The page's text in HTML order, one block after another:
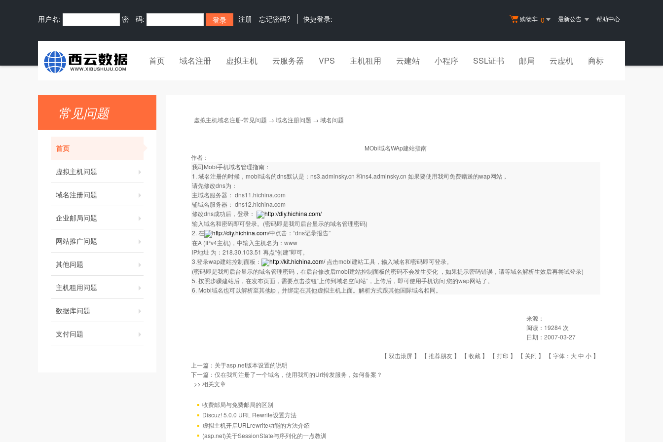
购物车 0 最新公告 帮助中心
用户名: 密 码: 注册 忘记密码? 快捷登录:
首页 域名注册 虚拟主机 云服务器 VPS 主机租用 云建站 小程序 SSL证书 邮局 云虚机 商标
常见问题
首页
虚拟主机问题
域名注册问题
企业邮局问题
网站推广问题
其他问题
主机租用问题
数据库问题
支付问题
虚拟主机域名注册-常见问题 → 域名注册问题 → 域名问题
MObi域名WAp建站指南
作者：
我司Mobi手机域名管理指南：
1. 域名注册的时候，mobi域名的dns默认是：ns3.adminsky.cn 和ns4.adminsky.cn 如果要使用我司免费赠送的wap网站，
请先修改dns为：
主域名服务器： dns11.hichina.com
辅域名服务器： dns12.hichina.com
修改dns成功后，登录：
http://diy.hichina.com/
输入域名和密码即可登录。(密码即是我司后台显示的域名管理密码)
2. 在
http://diy.hichina.com/中点击：“dns记录报告”
在A (IPv4主机)，中输入主机名为：www
IP地址 为：218.30.103.51 再点“创建”即可。
3.登录wap建站控制面板：
http://kit.hichina.com/点击mobi建站工具，输入域名和密码即可登录。
(密码即是我司后台显示的域名管理密码，在后台修改后mobi建站控制面板的密码不会发生变化 ，如果提示密码错误，请等域名解析生效后再尝试登录)
5. 按照步骤建站后，在发布页面，需要点击按钮“上传到域名空间站”，上传后，即可使用手机访问 您的wap网站了。
6. Mobi域名也可以解析至其他ip，并绑定在其他虚拟主机上面。解析方式跟其他国际域名相同。
来源：
阅读： 19284 次
日期： 2007-03-27
【 双击滚屏 】 【 推荐朋友 】 【 收藏 】 【 打印 】 【 关闭 】 【 字体： 大中 小 】
上一篇： 关于asp.net版本设置的说明
下一篇： 仅在我司注册了一个域名，使用我司的Url转发服务，如何备案？
>> 相关文章
收费邮局与免费邮局的区别
Discuz! 5.0.0 URL Rewrite设置方法
虚拟主机开启URLrewrite功能的方法介绍
(asp.net)关于SessionState与序列化的一点教训